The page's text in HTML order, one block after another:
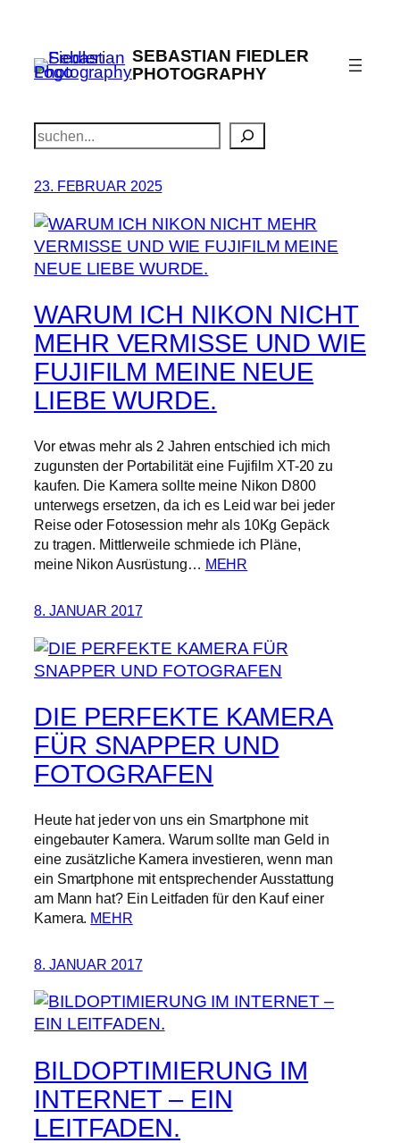
springen
SEBASTIAN FIEDLER
PHOTOGRAPHY
Suchen
23. FEBRUAR 2025
WARUM ICH NIKON NICHT
MEHR VERMISSE UND WIE
FUJIFILM MEINE NEUE
LIEBE WURDE.
Vor etwas mehr als 2 Jahren entschied ich mich
zugunsten der Portabilität eine Fujifilm XT-20 zu
kaufen. Die Kamera sollte meine Nikon D800
unterwegs ersetzen, da ich es Leid war bei jeder
Reise oder Fotosession mehr als 10Kg Gepäck
zu tragen. Mittlerweile schmiede ich Pläne,
meine Nikon Ausrüstung… MEHR
8. JANUAR 2017
DIE PERFEKTE KAMERA
FÜR SNAPPER UND
FOTOGRAFEN
Heute hat jeder von uns ein Smartphone mit
eingebauter Kamera. Warum sollte man Geld in
eine zusätzliche Kamera investieren, wenn man
ein Smartphone mit entsprechender Ausstattung
am Mann hat? Ein Leitfaden für den Kauf einer
Kamera. MEHR
8. JANUAR 2017
BILDOPTIMIERUNG IM
INTERNET – EIN
LEITFADEN.